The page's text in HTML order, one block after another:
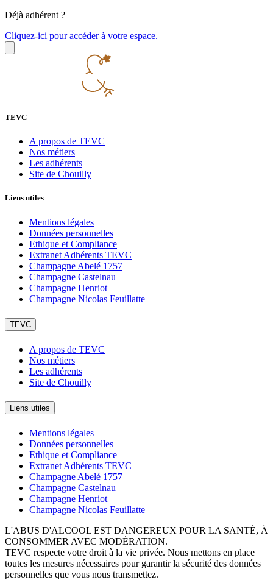
Déjà adhérent ?
Cliquez-ici pour accéder à votre espace.
TEVC
A propos de TEVC
Nos métiers
Les adhérents
Site de Chouilly
Liens utiles
Mentions légales
Données personnelles
Ethique et Compliance
Extranet Adhérents TEVC
Champagne Abelé 1757
Champagne Castelnau
Champagne Henriot
Champagne Nicolas Feuillatte
TEVC
A propos de TEVC
Nos métiers
Les adhérents
Site de Chouilly
Liens utiles
Mentions légales
Données personnelles
Ethique et Compliance
Extranet Adhérents TEVC
Champagne Abelé 1757
Champagne Castelnau
Champagne Henriot
Champagne Nicolas Feuillatte
L'ABUS D'ALCOOL EST DANGEREUX POUR LA SANTÉ, À
CONSOMMER AVEC MODÉRATION.
TEVC respecte votre droit à la vie privée. Nous mettons en place
toutes les mesures nécessaires pour garantir la sécurité des données
personnelles que vous nous transmettez.